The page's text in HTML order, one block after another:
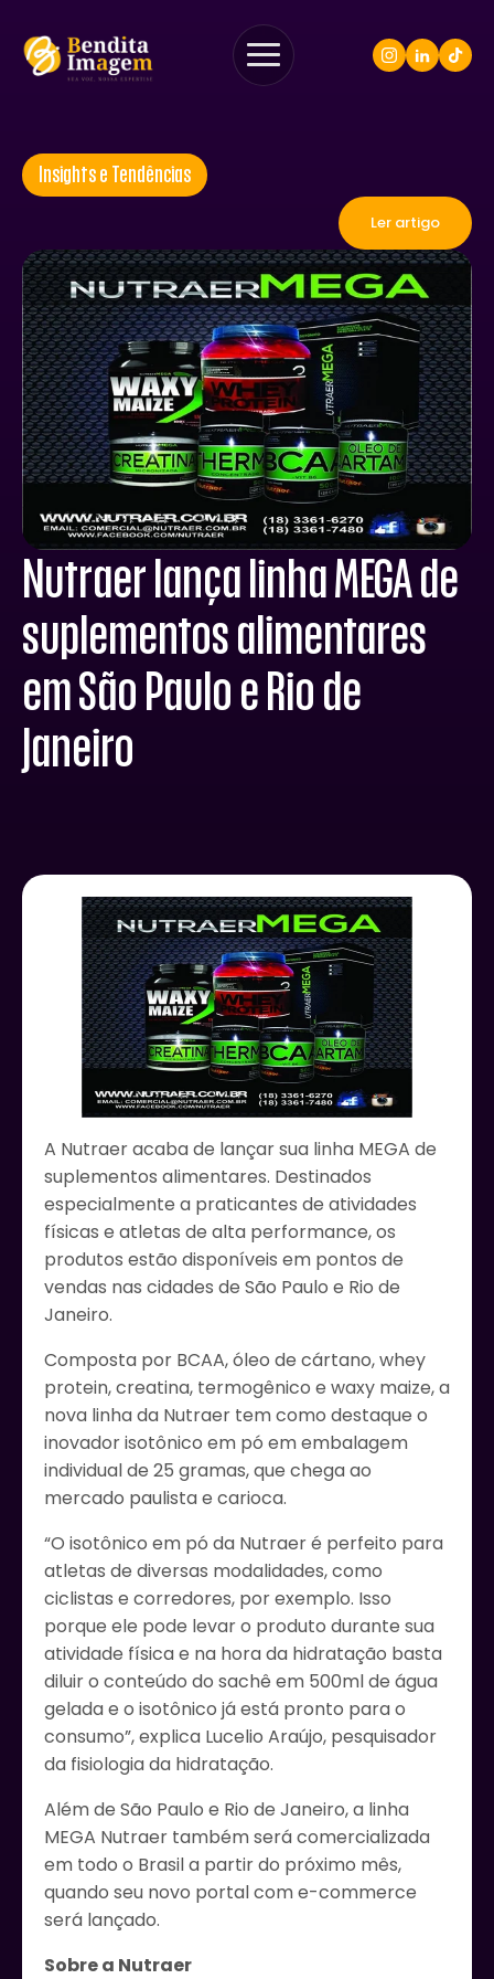
Insights e Tendências
Ler artigo
Nutraer lança linha MEGA de
suplementos alimentares
em São Paulo e Rio de
Janeiro
A Nutraer acaba de lançar sua linha MEGA de
suplementos alimentares. Destinados
especialmente a praticantes de atividades
físicas e atletas de alta performance, os
produtos estão disponíveis em pontos de
vendas nas cidades de São Paulo e Rio de
Janeiro.
Composta por BCAA, óleo de cártano, whey
protein, creatina, termogênico e waxy maize, a
nova linha da Nutraer tem como destaque o
inovador isotônico em pó em embalagem
individual de 25 gramas, que chega ao
mercado paulista e carioca.
“O isotônico em pó da Nutraer é perfeito para
atletas de diversas modalidades, como
ciclistas e corredores, por exemplo. Isso
porque ele pode levar o produto durante sua
atividade física e na hora da hidratação basta
diluir o conteúdo do sachê em 500ml de água
gelada e o isotônico já está pronto para o
consumo”, explica Lucelio Araújo, pesquisador
da fisiologia da hidratação.
Além de São Paulo e Rio de Janeiro, a linha
MEGA Nutraer também será comercializada
em todo o Brasil a partir do próximo mês,
quando seu novo portal com e-commerce
será lançado.
Sobre a Nutraer